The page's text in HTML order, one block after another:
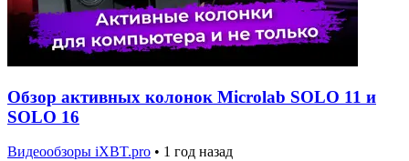
Обзор активных колонок Microlab SOLO 11 и
SOLO 16
Видеообзоры iXBT.pro • 1 год назад